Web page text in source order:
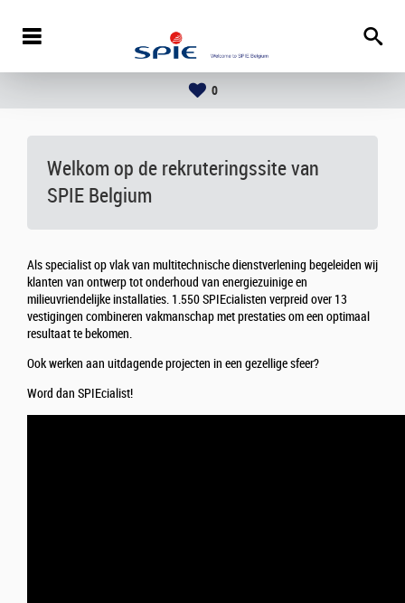
0
Welkom op de rekruteringssite van
SPIE Belgium
Als specialist op vlak van multitechnische dienstverlening begeleiden wij
klanten van ontwerp tot onderhoud van energiezuinige en
milieuvriendelijke installaties. 1.550 SPIEcialisten verpreid over 13
vestigingen combineren vakmanschap met prestaties om een optimaal
resultaat te bekomen.
Ook werken aan uitdagende projecten in een gezellige sfeer?
Word dan SPIEcialist!